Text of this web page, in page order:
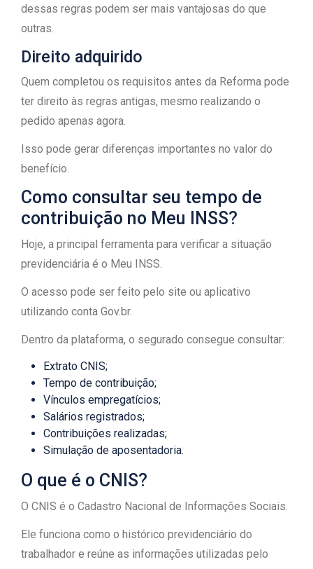
dessas regras podem ser mais vantajosas do que
outras.
Direito adquirido
Quem completou os requisitos antes da Reforma pode
ter direito às regras antigas, mesmo realizando o
pedido apenas agora.
Isso pode gerar diferenças importantes no valor do
benefício.
Como consultar seu tempo de
contribuição no Meu INSS?
Hoje, a principal ferramenta para verificar a situação
previdenciária é o Meu INSS.
O acesso pode ser feito pelo site ou aplicativo
utilizando conta Gov.br.
Dentro da plataforma, o segurado consegue consultar:
Extrato CNIS;
Tempo de contribuição;
Vínculos empregatícios;
Salários registrados;
Contribuições realizadas;
Simulação de aposentadoria.
O que é o CNIS?
O CNIS é o Cadastro Nacional de Informações Sociais.
Ele funciona como o histórico previdenciário do
trabalhador e reúne as informações utilizadas pelo